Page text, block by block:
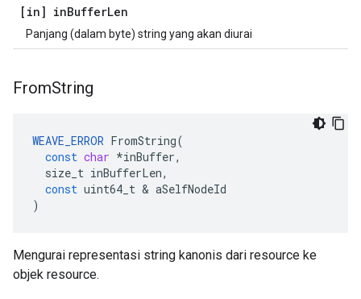
[in] inBufferLen
Panjang (dalam byte) string yang akan diurai
FromString
WEAVE_ERROR FromString(
const char *inBuffer,
size_t inBufferLen,
const uint64_t & aSelfNodeId
)
Mengurai representasi string kanonis dari resource ke
objek resource.